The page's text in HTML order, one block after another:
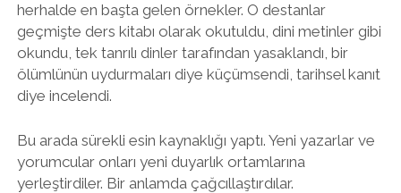
herhalde en başta gelen örnekler. O destanlar
geçmişte ders kitabı olarak okutuldu, dini metinler gibi
okundu, tek tanrılı dinler tarafından yasaklandı, bir
ölümlünün uydurmaları diye küçümsendi, tarihsel kanıt
diye incelendi.
Bu arada sürekli esin kaynaklığı yaptı. Yeni yazarlar ve
yorumcular onları yeni duyarlık ortamlarına
yerleştirdiler. Bir anlamda çağcıllaştırdılar.